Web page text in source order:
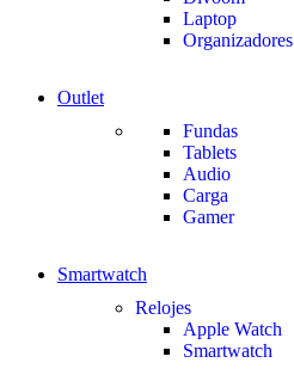
Laptop
Organizadores
Outlet
Fundas
Tablets
Audio
Carga
Gamer
Smartwatch
Relojes
Apple Watch
Smartwatch